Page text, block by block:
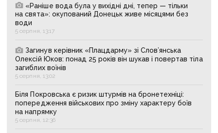
«Раніше вода була у вихідні дні, тепер — тільки
на свята»: окупований Донецьк живе місяцями без
води
5 серпня, 13:17
Загинув керівник «Плацдарму» зі Слов’янська
Олексій Юков: понад 25 років він шукав і повертав тіла
загиблих воїнів
5 серпня, 13:02
Біля Покровська є ризик штурмів на бронетехніці:
попередження військових про зміну характеру боїв
на напрямку
5 серпня, 12:36